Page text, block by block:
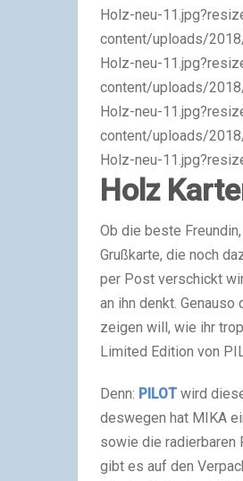
Holz-neu-
content/uploads/
Holz-neu-
content/uploads/
Holz-neu-
content/uploads/
Holz-neu-
Holz
Ob die beste
Grußkarte, die noch
per Post verschickt
an ihn denkt.
zeigen will, wie ihr
Limited Edition von
Denn: PILOTwird
deswegen hat MIKA
sowie die radierbaren
gibt es auf den